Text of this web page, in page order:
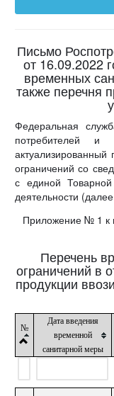
Письмо
от 16.09.2022
временных
также перечня
Федеральная
потребителей и
ограничений со
с единой Товарной
деятельности
Приложение № 1 к
Перечень
ограничений в
продукции
№
Дата введения
временной
санитарной меры